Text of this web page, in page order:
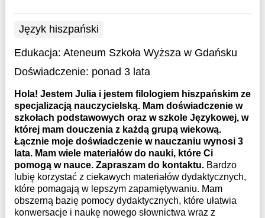
Język hiszpański
Edukacja: Ateneum Szkoła Wyższa w Gdańsku
Doświadczenie: ponad 3 lata
Hola! Jestem Julia i jestem filologiem hiszpańskim ze
specjalizacją nauczycielską. Mam doświadczenie w
szkołach podstawowych oraz w szkole Językowej, w
której mam douczenia z każdą grupą wiekową.
Łącznie moje doświadczenie w nauczaniu wynosi 3
lata. Mam wiele materiałów do nauki, które Ci
pomogą w nauce. Zapraszam do kontaktu. Bardzo
lubię korzystać z ciekawych materiałów dydaktycznych,
które pomagają w lepszym zapamiętywaniu. Mam
obszerną bazię pomocy dydaktycznych, które ułatwia
konwersacje i naukę nowego słownictwa wraz z